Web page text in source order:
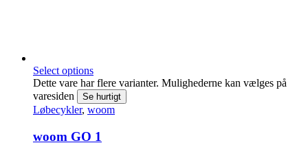
Select options
Dette vare har flere varianter. Mulighederne kan vælges på
varesiden
Se hurtigt
Løbecykler, woom
woom GO 1